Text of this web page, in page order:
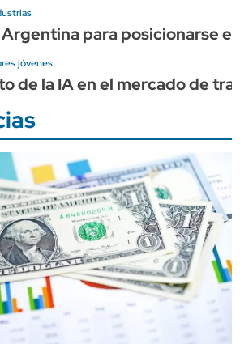
para posicionarse
jóvenes
de la IA en el mercado de